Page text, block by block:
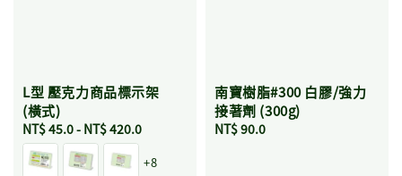
L型 壓克力商品標示架
(橫式)
Regular
price
NT$ 45.0- NT$ 420.0
+8
南寶樹脂#300 白膠/強力
接著劑 (300g)
Regular
NT$ 90.0